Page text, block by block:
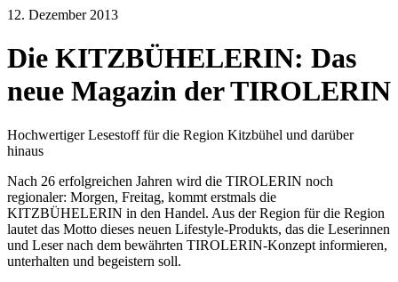
12. Dezember 2013
Die KITZBÜHELERIN: Das
neue Magazin der TIROLERIN
Hochwertiger Lesestoff für die Region Kitzbühel und darüber
hinaus
Nach 26 erfolgreichen Jahren wird die TIROLERIN noch
regionaler: Morgen, Freitag, kommt erstmals die
KITZBÜHELERIN in den Handel. Aus der Region für die Region
lautet das Motto dieses neuen Lifestyle-Produkts, das die Leserinnen
und Leser nach dem bewährten TIROLERIN-Konzept informieren,
unterhalten und begeistern soll.